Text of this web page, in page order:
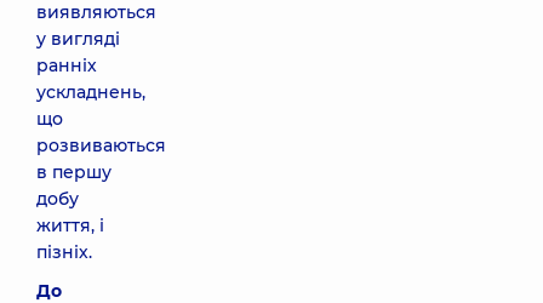
виявляються
у вигляді
ранніх
ускладнень,
що
розвиваються
в першу
добу
життя, і
пізніх.
До